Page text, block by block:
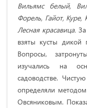
Вильямс белый,
Форель, Гайот, Куре,
Лесная красавица.
взяты кусты
Вопросы,
изучались на
садоводстве.
определяли
Овсяниковым.